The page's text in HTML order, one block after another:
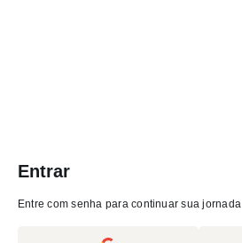
Entrar
Entre com senha para continuar sua jornada